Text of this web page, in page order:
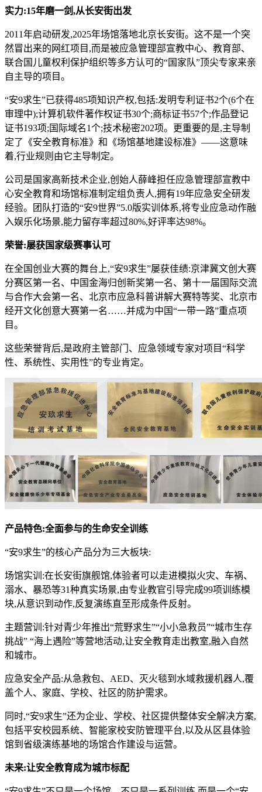
实力:15年磨一剑,从长安街出发
2011年启动研发,2025年场馆落地北京长安街。这不是一个突
然冒出来的网红项目,而是被应急管理部宣教中心、教育部、
联合国儿童权利保护组织等多方认可的“国家队”顶尖专家来亲
自主导的项目。
“安9求生”已获得485项知识产权,包括:发明专利证书2个(6个在
审理中);计算机软件著作权证书30个;商标证书57个;作品登记
证书193项;国际域名1个;技术秘密202项。更重要的是,主导制
定了《安全教育标准》和《场馆基地建设标准》——这意味
着,行业规则由它主导制定。
公司是国家高新技术企业,创始人薛峰担任应急管理部宣教中
心安全教育和场馆标准制定组负责人,拥有19年应急安全研发
经验。团队打造的“安9世界”5.0版实训体系,将专业应急动作融
入娱乐化场景,能力留存率超过80%,好评率达98%。
荣誉:屡获国家级赛事认可
在全国创业大赛的舞台上,“安9求生”屡获佳绩:京津冀文创大赛
分赛区第一名、中国金海归创新奖第一名、第十一届国际交流
与合作大会第一名、北京市应急科普讲解大赛特等奖、北京市
经开文化创意大赛第一名……并成为中国“一带一路”重点项
目。
这些荣誉背后,是政府主管部门、应急领域专家对项目“科学
性、系统性、实用性”的专业肯定。
产品特色:全面参与的生命安全训练
“安9求生”的核心产品分为三大板块:
场馆实训:在长安街旗舰馆,体验者可以走进模拟火灾、车祸、
溺水、暴恐等31种真实场景,由专业教官引导完成99项训练模
块,从意识到动作,反复演练直至形成条件反射。
主题营训:针对青少年推出“荒野求生”“小小急救员”“城市生存
挑战” “海上遇险”等营地活动,让安全教育走出教室,融入自然
和城市。
应急安全产品:从急救包、AED、灭火毯到水域救援机器人,覆
盖个人、家庭、学校、社区的防护需求。
同时,“安9求生”还为企业、学校、社区提供整体安全解决方案,
包括平安校园系统、智能家校安防管理平台,以及从区县体验
馆到省级演练基地的场馆合作建设与运营。
未来:让安全教育成为城市标配